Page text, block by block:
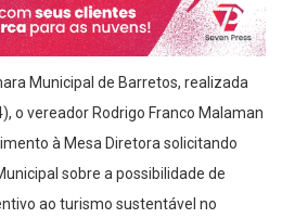
Municipal de Barretos, realizada
o vereador Rodrigo Franco Malaman
à Mesa Diretora solicitando
sobre a possibilidade de
ao turismo sustentável no
Estância Turística.